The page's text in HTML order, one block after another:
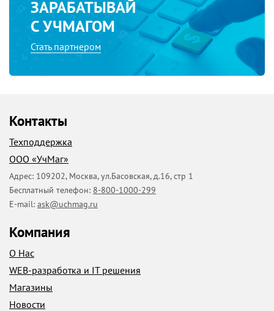
ЗАРАБАТЫВАЙ
С УЧМАГОМ
Стать партнером
Контакты
Техподдержка
ООО «УчМаг»
Адрес: 109202, Москва,ул.Басовская, д.16, стр 1
Бесплатный телефон: 8-800-1000-299
E-mail: ask@uchmag.ru
Компания
О Нас
WEB-разработка и IT решения
Магазины
Новости